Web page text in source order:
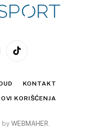
TikTok
KONTAKT
KORIŠĆENJA
by WEBMAHER.